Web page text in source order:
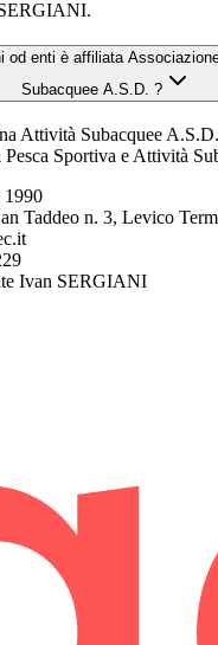
od enti è affiliata
Subacquee A.S.D. ?
Attività Subacquee
Sportiva e Attività
1990
Taddeo n. 3, Levico
Ivan SERGIANI